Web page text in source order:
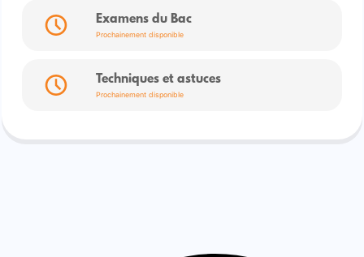
Examens du Bac
Prochainement disponible
Techniques et astuces
Prochainement disponible